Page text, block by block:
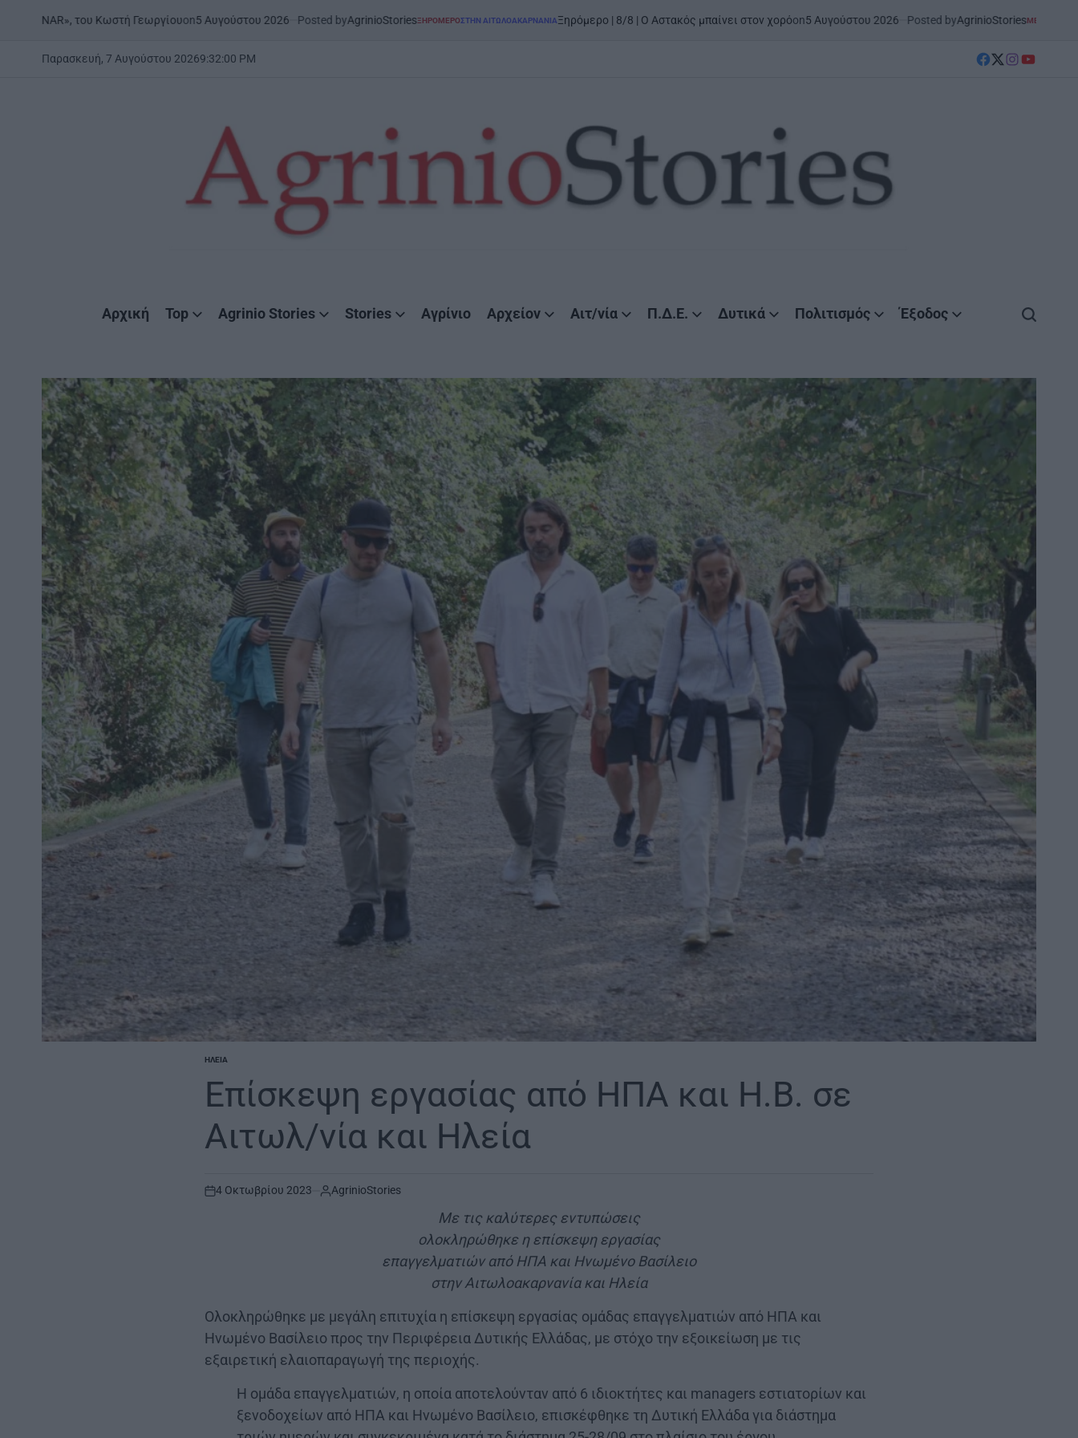
Κωστή Γεωργίουon5 Αυγούστου 2026 Posted byAgrinioStoriesPOSTED
ΞΗΡΟΜΕΡΟΣΤΗΝ ΑΙΤΩΛΟΑΚΑΡΝΑΝΊΑΞηρόμερο | 8/8 | Ο Αστακός μπαίνει στον χορό on5 Αυγούστου 2026 Posted byAgrinioStoriesPOSTED
ΜΕΣΟΛΌΓΓΙΣΤΗΝ ΑΙΤΩΛΟΑΚΑΡΝΑΝΊΑ
Παρασκευή, 7 Αυγούστου 20269:32:02 PM
facebook
Twitter
instagram
YouTube
Αρχική Top Agrinio Stories Stories Αγρίνιο Αρχείον Αιτ/νία Π.Δ.Ε. Δυτικά Πολιτισμός Έξοδος
POSTED
ΗΛΕΊΑ
Επίσκεψη εργασίας από ΗΠΑ και Η.Β. σε
Αιτωλ/νία και Ηλεία
on
4 Οκτωβρίου 2023 AgrinioStories
Με τις καλύτερες εντυπώσεις
ολοκληρώθηκε η επίσκεψη εργασίας
επαγγελματιών από ΗΠΑ και Ηνωμένο Βασίλειο
στην Αιτωλοακαρνανία και Ηλεία
Ολοκληρώθηκε με μεγάλη επιτυχία η επίσκεψη εργασίας ομάδας επαγγελματιών από ΗΠΑ και
Ηνωμένο Βασίλειο προς την Περιφέρεια Δυτικής Ελλάδας, με στόχο την εξοικείωση με τις
εξαιρετική ελαιοπαραγωγή της περιοχής.
Η ομάδα επαγγελματιών, η οποία αποτελούνταν από 6 ιδιοκτήτες και managers εστιατορίων και
ξενοδοχείων από ΗΠΑ και Ηνωμένο Βασίλειο, επισκέφθηκε τη Δυτική Ελλάδα για διάστημα